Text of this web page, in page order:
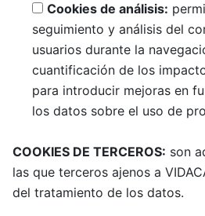
Cookies de análisis:
seguimiento y análisis del
usuarios durante la
cuantificación de los
para introducir mejoras en
los datos sobre el uso de
COOKIES DE TERCEROS: son
las que terceros ajenos a
del tratamiento de los datos.